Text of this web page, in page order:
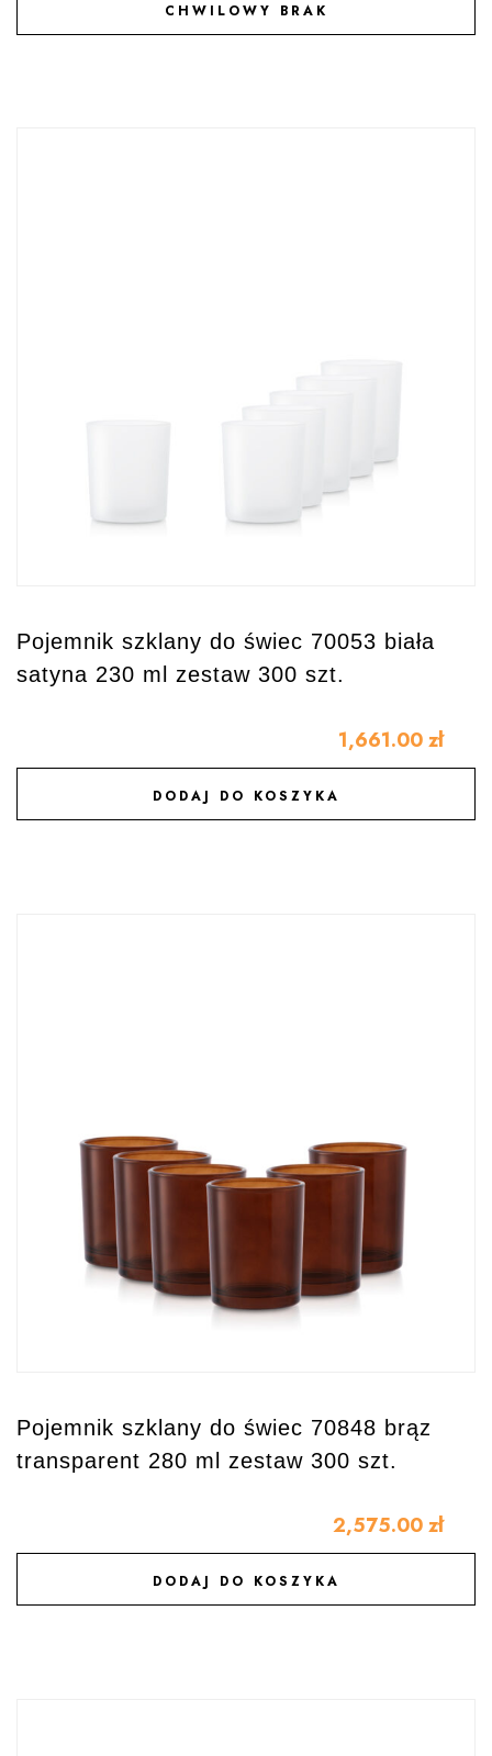
CHWILOWY BRAK
DODAJ DO ULUBIONYCH
Pojemnik szklany do świec 70053 biała
satyna 230 ml zestaw 300 szt.
1,661.00 zł
DODAJ DO KOSZYKA
DODAJ DO ULUBIONYCH
Pojemnik szklany do świec 70848 brąz
transparent 280 ml zestaw 300 szt.
2,575.00 zł
DODAJ DO KOSZYKA
DODAJ DO ULUBIONYCH